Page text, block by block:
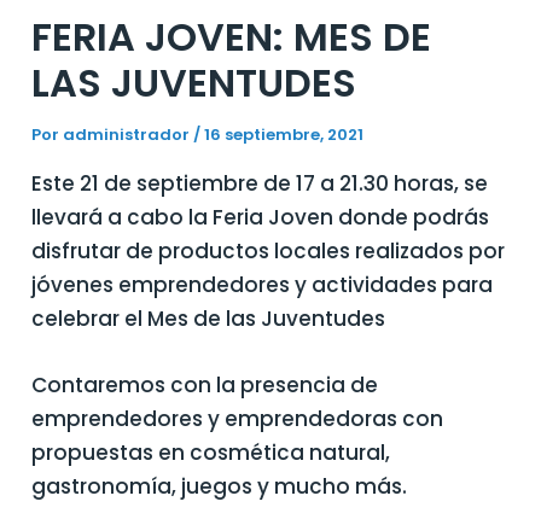
FERIA JOVEN: MES DE
LAS JUVENTUDES
Por administrador/16 septiembre, 2021
Este 21 de septiembre de 17 a 21.30 horas, se
llevará a cabo la Feria Joven donde podrás
disfrutar de productos locales realizados por
jóvenes emprendedores y actividades para
celebrar el Mes de las Juventudes
Contaremos con la presencia de
emprendedores y emprendedoras con
propuestas en cosmética natural,
gastronomía, juegos y mucho más.